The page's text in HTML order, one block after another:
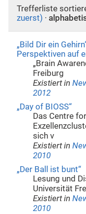
Trefferliste
zuerst) ·
„Bild Dir ein
Perspektiven auf
„Brain
Freiburg
Existiert in
2012
„Day of BIOSS“
Das Centre
sich v
Existiert in
2010
„Der Ball ist bunt“
Lesung und
Universität
Existiert in
2010